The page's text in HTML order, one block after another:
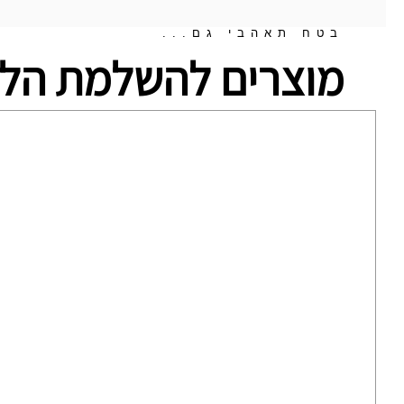
בטח תאהבי גם...
מוצרים להשלמת